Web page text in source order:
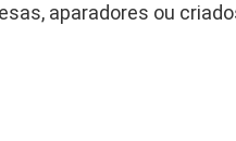
aparadores ou